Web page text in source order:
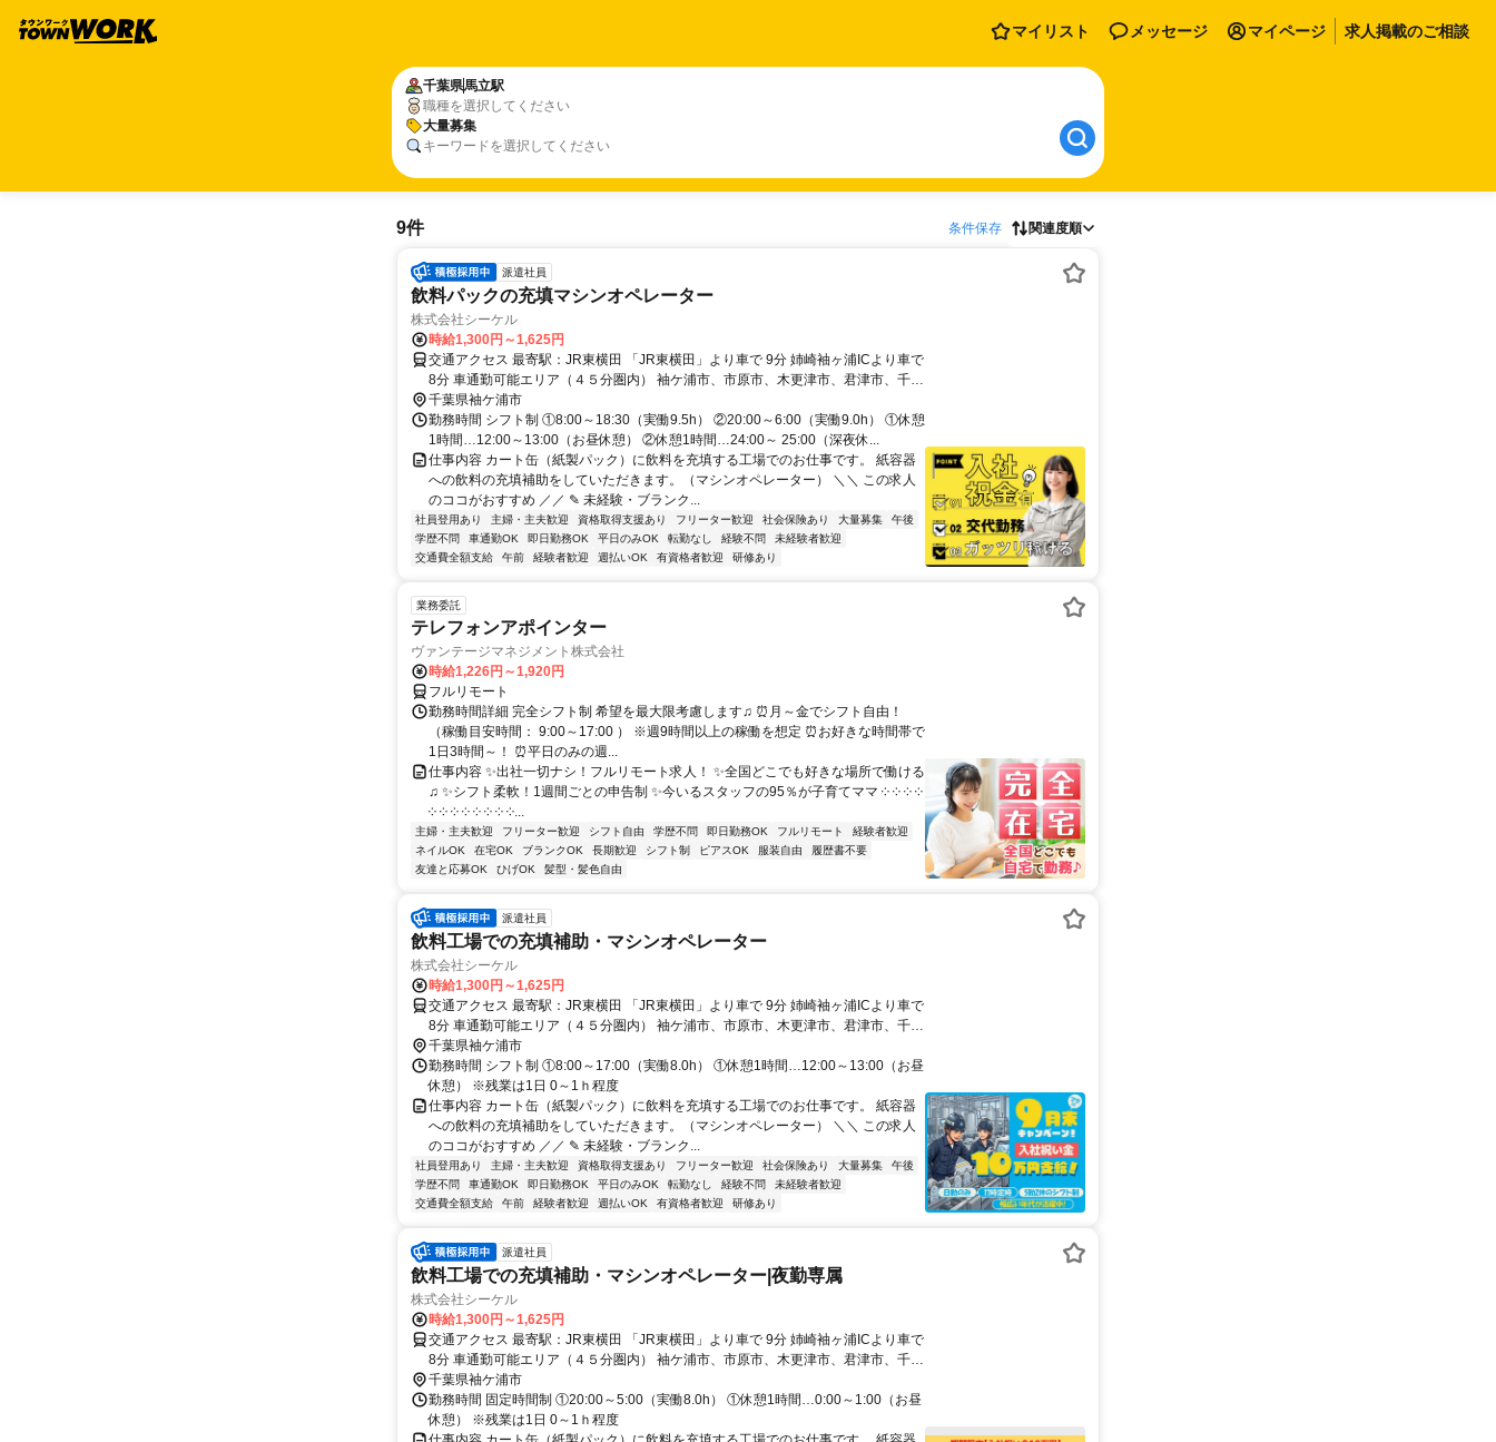
マイリスト メッセージ マイページ 求人掲載のご相談
千葉県馬立駅
職種を選択してください
大量募集
キーワードを選択してください
9件 条件保存 関連度順
派遣社員
飲料パックの充填マシンオペレーター
株式会社シーケル
時給1,300円～1,625円
交通アクセス 最寄駅：JR東横田 「JR東横田」より車で 9分 姉崎袖ヶ浦ICより車で
8分 車通勤可能エリア（４５分圏内） 袖ケ浦市、市原市、木更津市、君津市、千葉
市緑区、茂原市、長南町からも通勤可能です。
千葉県袖ケ浦市
勤務時間 シフト制 ①8:00～18:30（実働9.5h） ②20:00～6:00（実働9.0h） ①休憩
1時間…12:00～13:00（お昼休憩） ②休憩1時間…24:00～ 25:00（深夜休...
仕事内容 カート缶（紙製パック）に飲料を充填する工場でのお仕事です。 紙容器
への飲料の充填補助をしていただきます。（マシンオペレーター） ＼＼ この求人
のココがおすすめ ／／ ✎ 未経験・ブランク...
社員登用あり 主婦・主夫歓迎 資格取得支援あり フリーター歓迎 社会保険あり 大量募集
午後
学歴不問
車通勤OK 即日勤務OK 平日のみOK 転勤なし 経験不問
未経験者歓迎
交通費全額支給
午前 経験者歓迎 週払いOK 有資格者歓迎 研修あり
業務委託
テレフォンアポインター
ヴァンテージマネジメント株式会社
時給1,226円～1,920円
フルリモート
勤務時間詳細 完全シフト制 希望を最大限考慮します♫ ⏰月～金でシフト自由！
（稼働目安時間： 9:00～17:00 ） ※週9時間以上の稼働を想定 ⏰お好きな時間帯で
1日3時間～！ ⏰平日のみの週...
仕事内容 ✨出社一切ナシ！フルリモート求人！ ✨全国どこでも好きな場所で働ける
♫ ✨シフト柔軟！1週間ごとの申告制 ✨今いるスタッフの95％が子育てママ ༶ ༶ ༶ ༶
༶ ༶ ༶ ༶ ༶ ༶ ༶ ༶...
主婦・主夫歓迎 フリーター歓迎 シフト自由 学歴不問 即日勤務OK フルリモート
経験者歓迎
ネイルOK
在宅OK ブランクOK 長期歓迎 シフト制 ピアスOK 服装自由
履歴書不要
友達と応募OK
ひげOK 髪型・髪色自由
派遣社員
飲料工場での充填補助・マシンオペレーター
株式会社シーケル
時給1,300円～1,625円
交通アクセス 最寄駅：JR東横田 「JR東横田」より車で 9分 姉崎袖ヶ浦ICより車で
8分 車通勤可能エリア（４５分圏内） 袖ケ浦市、市原市、木更津市、君津市、千葉
市緑区、茂原市、長南町からも通勤可能です。
千葉県袖ケ浦市
勤務時間 シフト制 ①8:00～17:00（実働8.0h） ①休憩1時間…12:00～13:00（お昼
休憩） ※残業は1日 0～1ｈ程度
仕事内容 カート缶（紙製パック）に飲料を充填する工場でのお仕事です。 紙容器
への飲料の充填補助をしていただきます。（マシンオペレーター） ＼＼ この求人
のココがおすすめ ／／ ✎ 未経験・ブランク...
社員登用あり 主婦・主夫歓迎 資格取得支援あり フリーター歓迎 社会保険あり 大量募集
午後
学歴不問
車通勤OK 即日勤務OK 平日のみOK 転勤なし 経験不問
未経験者歓迎
交通費全額支給
午前 経験者歓迎 週払いOK 有資格者歓迎 研修あり
派遣社員
飲料工場での充填補助・マシンオペレーター|夜勤専属
株式会社シーケル
時給1,300円～1,625円
交通アクセス 最寄駅：JR東横田 「JR東横田」より車で 9分 姉崎袖ヶ浦ICより車で
8分 車通勤可能エリア（４５分圏内） 袖ケ浦市、市原市、木更津市、君津市、千葉
市緑区、茂原市、長南町からも通勤可能です。
千葉県袖ケ浦市
勤務時間 固定時間制 ①20:00～5:00（実働8.0h） ①休憩1時間…0:00～1:00（お昼
休憩） ※残業は1日 0～1ｈ程度